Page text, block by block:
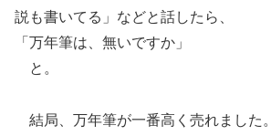
説も書いてる」などと話したら、
「万年筆は、無いですか」
と。
結局、万年筆が一番高く売れました。